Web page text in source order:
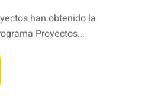
han obtenido la
Proyectos...